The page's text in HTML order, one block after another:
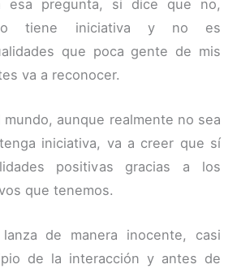
esa pregunta, si dice que no,
tiene iniciativa y no es
que poca gente de mis
va a reconocer.
aunque realmente no sea
iniciativa, va a creer que sí
positivas gracias a los
que tenemos.
de manera inocente, casi
de la interacción y antes de